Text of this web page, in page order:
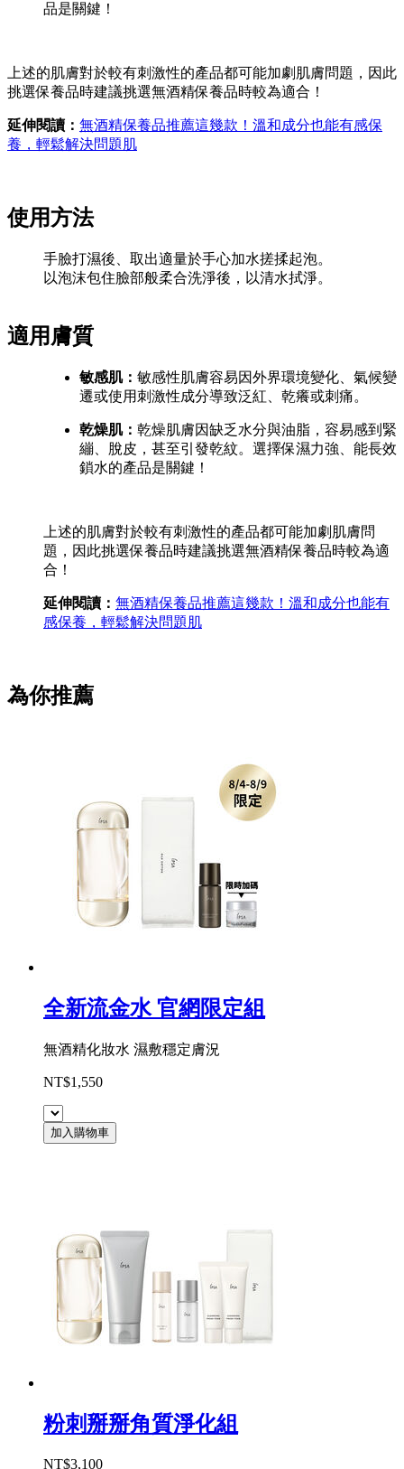
品是關鍵！
上述的肌膚對於較有刺激性的產品都可能加劇肌膚問題，因此
挑選保養品時建議挑選無酒精保養品時較為適合！
延伸閱讀： 無酒精保養品推薦這幾款！溫和成分也能有感保
養，輕鬆解決問題肌
使用方法
手臉打濕後、取出適量於手心加水搓揉起泡。
以泡沫包住臉部般柔合洗淨後，以清水拭淨。
適用膚質
敏感肌： 敏感性肌膚容易因外界環境變化、氣候變
遷或使用刺激性成分導致泛紅、乾癢或刺痛。
乾燥肌： 乾燥肌膚因缺乏水分與油脂，容易感到緊
繃、脫皮，甚至引發乾紋。選擇保濕力強、能長效
鎖水的產品是關鍵！
上述的肌膚對於較有刺激性的產品都可能加劇肌膚問
題，因此挑選保養品時建議挑選無酒精保養品時較為適
合！
延伸閱讀： 無酒精保養品推薦這幾款！溫和成分也能有
感保養，輕鬆解決問題肌
為你推薦
全新流金水 官網限定組
無酒精化妝水 濕敷穩定膚況
NT$1,550
加入購物車
粉刺掰掰角質淨化組
NT$3,100